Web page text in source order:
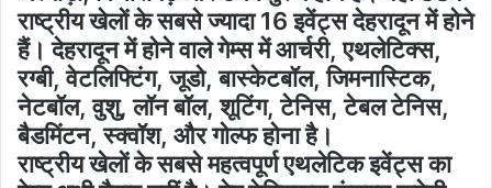
राष्ट्रीय खेलों के सबसे ज्यादा 16 इवेंट्स देहरादून में होने
हैं। देहरादून में होने वाले गेम्स में आर्चरी, एथलेटिक्स,
रग्बी, वेटलिफ्टिंग, जूडो, बास्केटबॉल, जिमनास्टिक,
नेटबॉल, वुशु, लॉन बॉल, शूटिंग, टेनिस, टेबल टेनिस,
बैडमिंटन, स्क्वॉश, और गोल्फ होना है।
राष्ट्रीय खेलों के सबसे महत्वपूर्ण एथलेटिक इवेंट्स का